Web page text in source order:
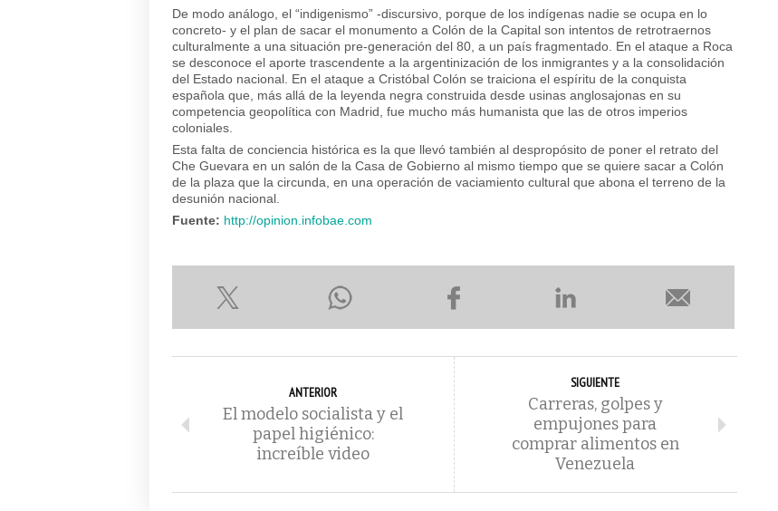
De modo análogo, el “indigenismo” -discursivo, porque de los indígenas nadie se ocupa en lo
concreto- y el plan de sacar el monumento a Colón de la Capital son intentos de retrotraernos
culturalmente a una situación pre-generación del 80, a un país fragmentado. En el ataque a Roca
se desconoce el aporte trascendente a la argentinización de los inmigrantes y a la consolidación
del Estado nacional. En el ataque a Cristóbal Colón se traiciona el espíritu de la conquista
española que, más allá de la leyenda negra construida desde usinas anglosajonas en su
competencia geopolítica con Madrid, fue mucho más humanista que las de otros imperios
coloniales.
Esta falta de conciencia histórica es la que llevó también al despropósito de poner el retrato del
Che Guevara en un salón de la Casa de Gobierno al mismo tiempo que se quiere sacar a Colón
de la plaza que la circunda, en una operación de vaciamiento cultural que abona el terreno de la
desunión nacional.
Fuente: http://opinion.infobae.com
ANTERIOR
El modelo socialista y el
papel higiénico:
increíble video
SIGUIENTE
Carreras, golpes y
empujones para
comprar alimentos en
Venezuela